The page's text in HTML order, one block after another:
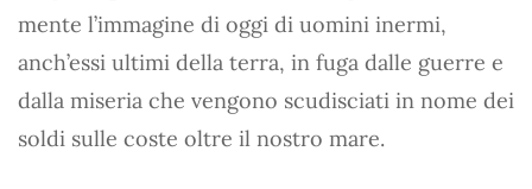
mente l’immagine di oggi di uomini inermi,
anch’essi ultimi della terra, in fuga dalle guerre e
dalla miseria che vengono scudisciati in nome dei
soldi sulle coste oltre il nostro mare.